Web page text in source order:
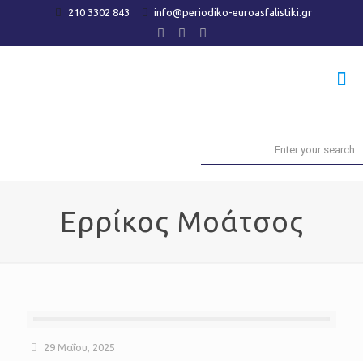
210 3302 843 info@periodiko-euroasfalistiki.gr
Ερρίκος Μοάτσος
29 Μαΐου, 2025